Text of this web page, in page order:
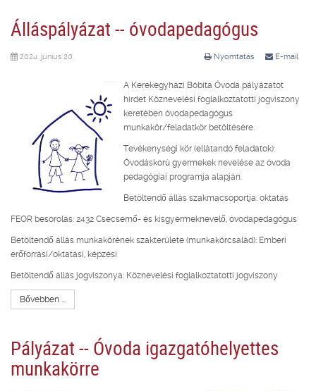
Álláspályázat -- óvodapedagógus
Nyomtatás E-mail
2024. június 20.
A Kerekegyházi Bóbita Óvoda pályázatot
hirdet Köznevelési foglalkoztatotti jogviszony
keretében óvodapedagógus
munkakör/feladatkör betöltésére.
Tevékenységi kör (ellátandó feladatok):
Óvodáskorú gyermekek nevelése az óvoda
pedagógiai programja alapján.
Betöltendő állás szakmacsoportja: oktatás
FEOR besorolás: 2432 Csecsemő- és kisgyermeknevelő, óvodapedagógus
Betöltendő állás munkakörének szakterülete (munkakörcsalád): Emberi
erőforrási/oktatási, képzési
Betöltendő állás jogviszonya: Köznevelési foglalkoztatotti jogviszony
Bővebben ...
Pályázat -- Óvoda igazgatóhelyettes
munkakörre